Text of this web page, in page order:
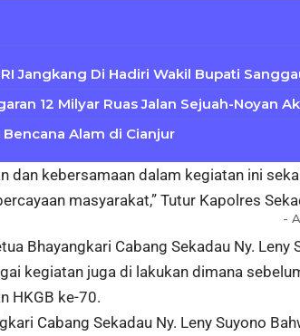
Jangkang Di Hadiri Wakil Bupati
12 Milyar Ruas Jalan Sejuah-Noyan
Bencana Alam di Cianjur
dan kebersamaan dalam kegiatan ini
masyarakat,” Tutur Kapolres
-
Bhayangkari Cabang Sekadau Ny. Leny
kegiatan juga di lakukan dimana
HKGB ke-70.
Cabang Sekadau Ny. Leny Suyono